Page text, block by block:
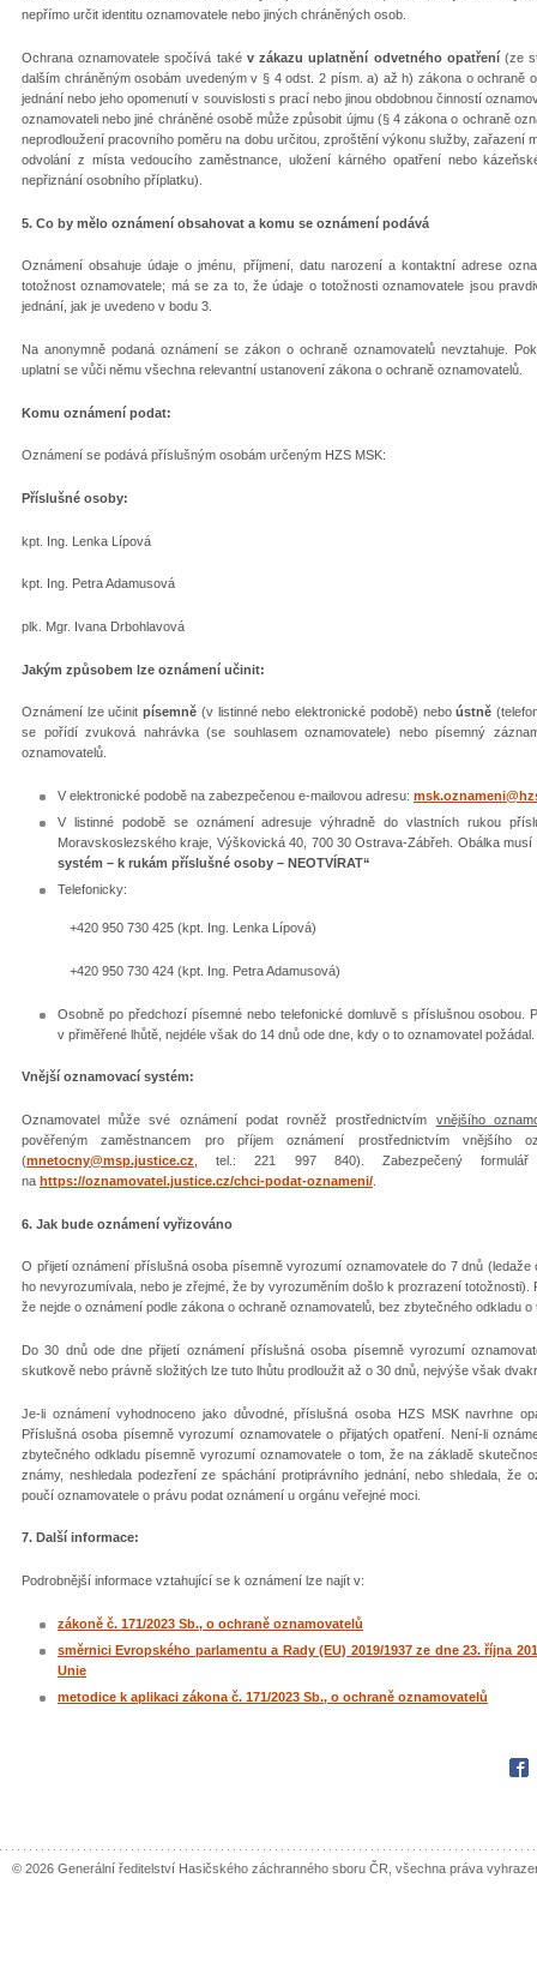
nepřímo určit identitu oznamovatele nebo jiných chráněných osob.
Ochrana oznamovatele spočívá také v zákazu uplatnění odvetného opatření(ze
dalším chráněným osobám uvedeným v § 4 odst. 2 písm. a) až h) zákona o ochraně
jednání nebo jeho opomenutí v souvislosti s prací nebo jinou obdobnou činností
oznamovateli nebo jiné chráněné osobě může způsobit újmu (§ 4 zákona o ochraně
neprodloužení pracovního poměru na dobu určitou, zproštění výkonu služby, zařazení
odvolání z místa vedoucího zaměstnance, uložení kárného opatření nebo
nepřiznání osobního příplatku).
5. Co by mělo oznámení obsahovat a komu se oznámení podává
Oznámení obsahuje údaje o jménu, příjmení, datu narození a kontaktní adrese
totožnost oznamovatele; má se za to, že údaje o totožnosti oznamovatele jsou
jednání, jak je uvedeno v bodu 3.
Na anonymně podaná oznámení se zákon o ochraně oznamovatelů nevztahuje.
uplatní se vůči němu všechna relevantní ustanovení zákona o ochraně oznamovatelů.
Komu oznámení podat:
Oznámení se podává příslušným osobám určeným HZS MSK:
Příslušné osoby:
kpt. Ing. Lenka Lípová
kpt. Ing. Petra Adamusová
plk. Mgr. Ivana Drbohlavová
Jakým způsobem lze oznámení učinit:
Oznámení lze učinit písemně (v listinné nebo elektronické podobě) neboústně
se pořídí zvuková nahrávka (se souhlasem oznamovatele) nebo písemný
oznamovatelů.
V elektronické podobě na zabezpečenou e-mailovou adresu:
V listinné podobě se oznámení adresuje výhradně do vlastních rukou
Moravskoslezského kraje, Výškovická 40, 700 30 Ostrava-Zábřeh. Obálka musí
systém – k rukám příslušné osoby – NEOTVÍRAT“
Telefonicky:
+420 950 730 425 (kpt. Ing. Lenka Lípová)
+420 950 730 424 (kpt. Ing. Petra Adamusová)
Osobně po předchozí písemné nebo telefonické domluvě s příslušnou osobou.
v přiměřené lhůtě, nejdéle však do 14 dnů ode dne, kdy o to oznamovatel požádal.
Vnější oznamovací systém:
Oznamovatel může své oznámení podat rovněž prostřednictvím vnějšího
pověřeným zaměstnancem pro příjem oznámení prostřednictvím vnějšího
(mnetocny@msp.justice.cz , tel.: 221 997 840). Zabezpečený
na https://oznamovatel.justice.cz/chci-podat-oznameni/
6. Jak bude oznámení vyřizováno
O přijetí oznámení příslušná osoba písemně vyrozumí oznamovatele do 7 dnů
ho nevyrozumívala, nebo je zřejmé, že by vyrozuměním došlo k prozrazení
že nejde o oznámení podle zákona o ochraně oznamovatelů, bez zbytečného odkladu
Do 30 dnů ode dne přijetí oznámení příslušná osoba písemně vyrozumí
skutkově nebo právně složitých lze tuto lhůtu prodloužit až o 30 dnů, nejvýše však
Je-li oznámení vyhodnoceno jako důvodné, příslušná osoba HZS MSK navrhne
Příslušná osoba písemně vyrozumí oznamovatele o přijatých opatření. Není-li
zbytečného odkladu písemně vyrozumí oznamovatele o tom, že na základě
známy, neshledala podezření ze spáchání protiprávního jednání, nebo shledala, že
poučí oznamovatele o právu podat oznámení u orgánu veřejné moci.
7. Další informace:
Podrobnější informace vztahující se k oznámení lze najít v:
zákoně č. 171/2023 Sb., o ochraně oznamovatelů
směrnici Evropského parlamentu a Rady (EU) 2019/1937 ze dne 23. října
Unie
metodice k aplikaci zákona č. 171/2023 Sb., o ochraně oznamovatelů
© 2026 Generální ředitelství Hasičského záchranného sboru ČR, všechna práva